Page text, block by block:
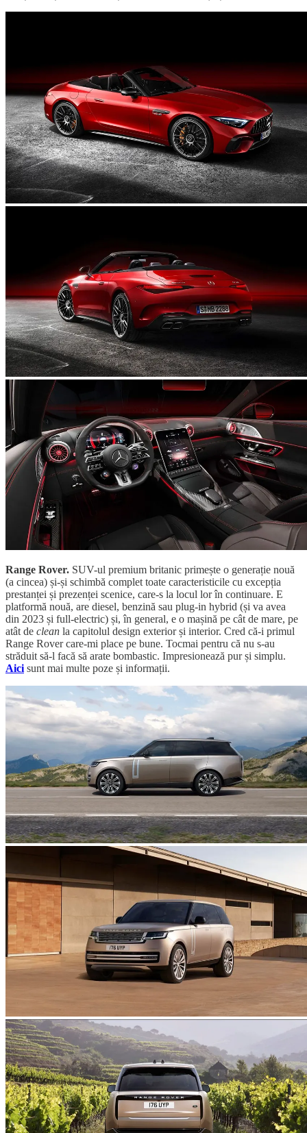
Range Rover. SUV-ul premium britanic primește o generație nouă
(a cincea) și-și schimbă complet toate caracteristicile cu excepția
prestanței și prezenței scenice, care-s la locul lor în continuare. E
platformă nouă, are diesel, benzină sau plug-in hybrid (și va avea
din 2023 și full-electric) și, în general, e o mașină pe cât de mare, pe
atât de clean la capitolul design exterior și interior. Cred că-i primul
Range Rover care-mi place pe bune. Tocmai pentru că nu s-au
străduit să-l facă să arate bombastic. Impresionează pur și simplu.
Aici sunt mai multe poze și informații.